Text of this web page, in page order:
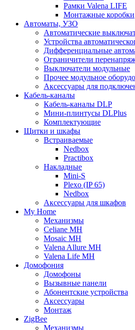
Рамки Valena LIFE
Монтажные коробки
Автоматы, УЗО
Автоматические
Устройства
Дифференциальные
Ограничители
Выключатели модульные
Прочее модульное
Аксессуары для
Кабель-каналы
Кабель-каналы DLP
Мини-плинтусы DLPlus
Комплектующие
Щитки и шкафы
Встраиваемые
Nedbox
Practibox
Накладные
Mini-S
Plexo (IP 65)
Nedbox
Аксессуары для шкафов
My Home
Механизмы
Celiane MH
Mosaic MH
Valena Allure MH
Valena Life MH
Домофония
Домофоны
Вызывные панели
Абонентские устройства
Аксессуары
Монтаж
ZigBee
Механизмы